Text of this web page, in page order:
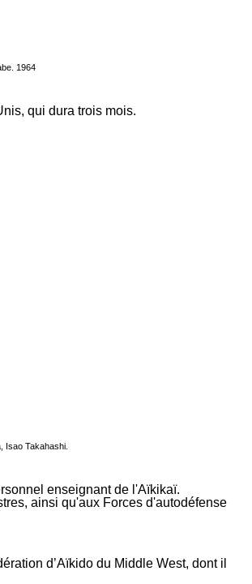
1964
qui dura trois mois.
Isao Takahashi.
enseignant de l'Aïkikaï.
ainsi qu'aux Forces d'autodéfense
d’Aïkido du Middle West, dont il